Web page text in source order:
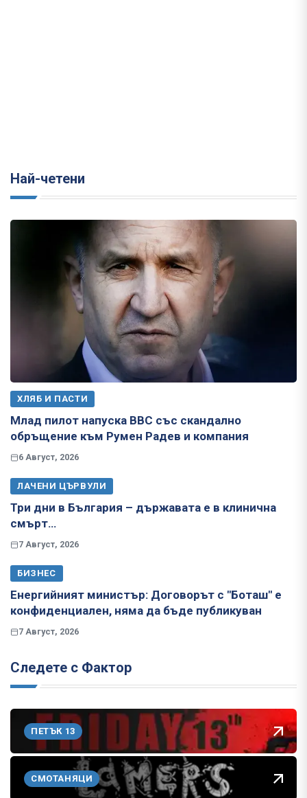
Най-четени
ХЛЯБ И ПАСТИ
Млад пилот напуска ВВС със скандално
обръщение към Румен Радев и компания
6 Август, 2026
ЛАЧЕНИ ЦЪРВУЛИ
Три дни в България – държавата е в клинична
смърт…
7 Август, 2026
БИЗНЕС
Енергийният министър: Договорът с "Боташ" е
конфиденциален, няма да бъде публикуван
7 Август, 2026
Следете с Фактор
ПЕТЪК 13
СМОТАНЯЦИ